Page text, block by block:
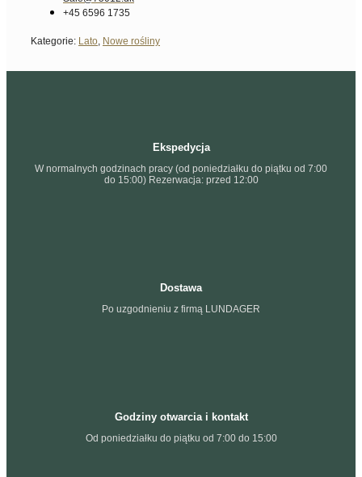
+45 6596 1735
Kategorie: Lato Nowe rośliny
Ekspedycja
W normalnych godzinach pracy (od poniedziałku do piątku od 7:00
do 15:00) Rezerwacja: przed 12:00
Dostawa
Po uzgodnieniu z firmą LUNDAGER
Godziny otwarcia i kontakt
Od poniedziałku do piątku od 7:00 do 15:00